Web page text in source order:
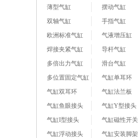
薄型气缸
摆动气缸
双轴气缸
手指气缸
欧洲标准气缸
气液增压缸
焊接夹紧气缸
导杆气缸
多倍出力气缸
滑台气缸
多位置固定气缸
气缸单耳环
气缸双耳环
气缸法兰板
气缸鱼眼接头
气缸Y型接头
气缸I型接头
气缸磁性开关
气缸浮动接头
气缸安装脚架